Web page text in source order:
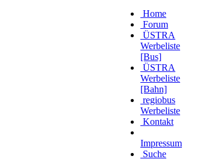
Home
Forum
ÜSTRA
Werbeliste
[Bus]
ÜSTRA
Werbeliste
[Bahn]
regiobus
Werbeliste
Kontakt
Impressum
Suche